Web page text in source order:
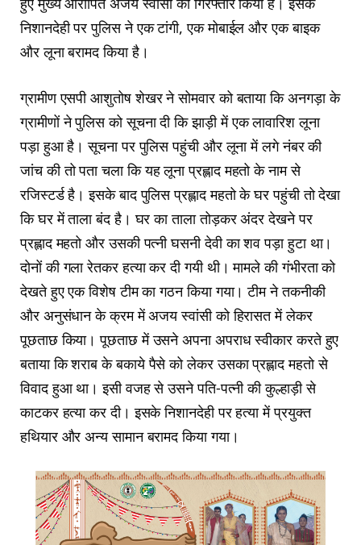
निशानदेही पर पुलिस ने एक टांगी, एक मोबाईल और एक बाइक
और लूना बरामद किया है।
ग्रामीण एसपी आशुतोष शेखर ने सोमवार को बताया कि अनगड़ा के
ग्रामीणों ने पुलिस को सूचना दी कि झाड़ी में एक लावारिश लूना
पड़ा हुआ है। सूचना पर पुलिस पहुंची और लूना में लगे नंबर की
जांच की तो पता चला कि यह लूना प्रह्लाद महतो के नाम से
रजिस्टर्ड है। इसके बाद पुलिस प्रह्लाद महतो के घर पहुंची तो देखा
कि घर में ताला बंद है। घर का ताला तोड़कर अंदर देखने पर
प्रह्लाद महतो और उसकी पत्नी घसनी देवी का शव पड़ा हुटा था।
दोनों की गला रेतकर हत्या कर दी गयी थी। मामले की गंभीरता को
देखते हुए एक विशेष टीम का गठन किया गया। टीम ने तकनीकी
और अनुसंधान के क्रम में अजय स्वांसी को हिरासत में लेकर
पूछताछ किया। पूछताछ में उसने अपना अपराध स्वीकार करते हुए
बताया कि शराब के बकाये पैसे को लेकर उसका प्रह्लाद महतो से
विवाद हुआ था। इसी वजह से उसने पति-पत्नी की कुल्हाड़ी से
काटकर हत्या कर दी। इसके निशानदेही पर हत्या में प्रयुक्त
हथियार और अन्य सामान बरामद किया गया।